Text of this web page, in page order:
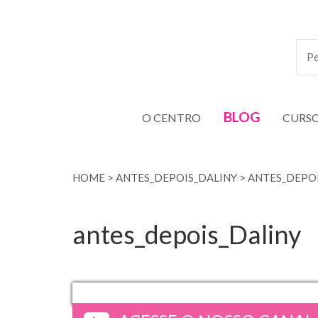
O CENTRO BLOG
HOME > ANTES_DEPOIS_DALINY >
antes_depois_Daliny